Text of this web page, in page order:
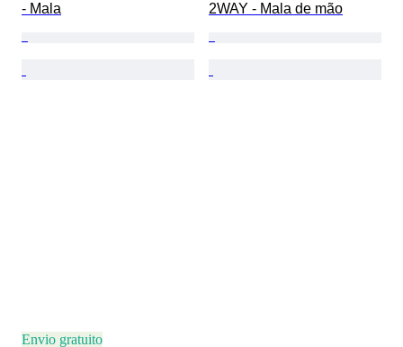
- Mala
2WAY - Mala de mão
Envio gratuito